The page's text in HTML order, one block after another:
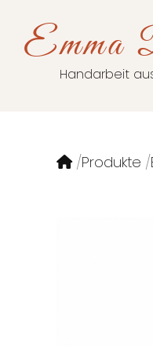
Emma
Handarbeit
Produkte